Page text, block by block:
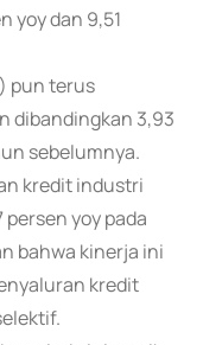
yoy dan 9,51
pun terus
dibandingkan 3,93
sebelumnya.
kredit industri
yoy pada
bahwa kinerja ini
kredit